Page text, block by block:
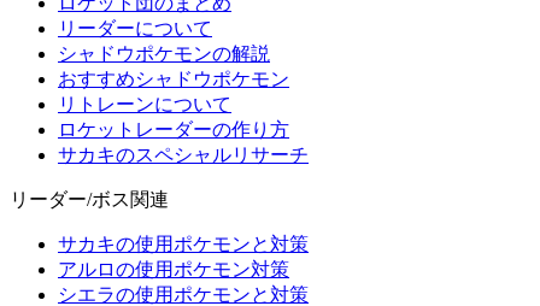
リーダーについて
シャドウポケモンの解説
おすすめシャドウポケモン
リトレーンについて
ロケットレーダーの作り方
サカキのスペシャルリサーチ
リーダー/ボス関連
サカキの使用ポケモンと対策
アルロの使用ポケモン対策
シエラの使用ポケモンと対策